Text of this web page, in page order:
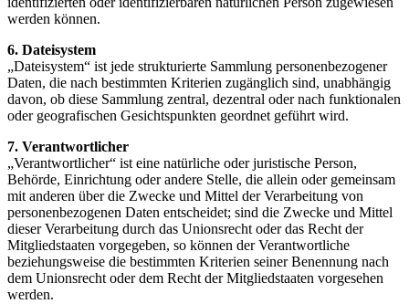
werden können.
6. Dateisystem
„Dateisystem“ ist jede strukturierte Sammlung personenbezogener
Daten, die nach bestimmten Kriterien zugänglich sind, unabhängig
davon, ob diese Sammlung zentral, dezentral oder nach funktionalen
oder geografischen Gesichtspunkten geordnet geführt wird.
7. Verantwortlicher
„Verantwortlicher“ ist eine natürliche oder juristische Person,
Behörde, Einrichtung oder andere Stelle, die allein oder gemeinsam
mit anderen über die Zwecke und Mittel der Verarbeitung von
personenbezogenen Daten entscheidet; sind die Zwecke und Mittel
dieser Verarbeitung durch das Unionsrecht oder das Recht der
Mitgliedstaaten vorgegeben, so können der Verantwortliche
beziehungsweise die bestimmten Kriterien seiner Benennung nach
dem Unionsrecht oder dem Recht der Mitgliedstaaten vorgesehen
werden.